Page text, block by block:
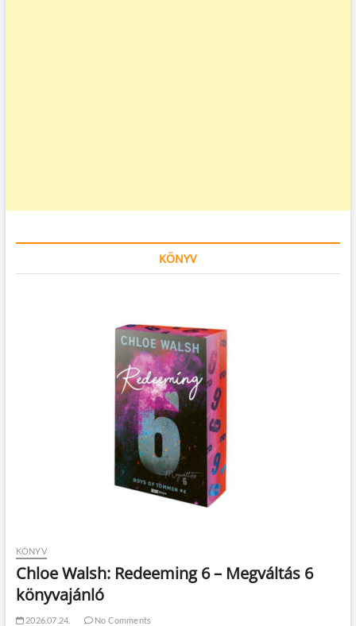
KÖNYV
KÖNYV
Chloe Walsh: Redeeming 6 – Megváltás 6
könyvajánló
2026.07.24. No Comments